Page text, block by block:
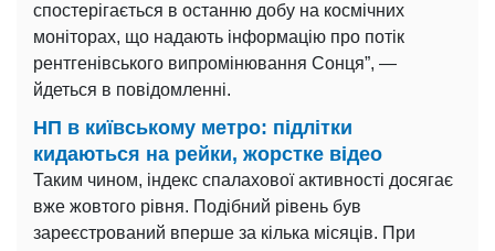
спостерігається в останню добу на космічних
моніторах, що надають інформацію про потік
рентгенівського випромінювання Сонця”, —
йдеться в повідомленні.
НП в київському метро: підлітки
кидаються на рейки, жорстке відео
Таким чином, індекс спалахової активності досягає
вже жовтого рівня. Подібний рівень був
зареєстрований вперше за кілька місяців. При